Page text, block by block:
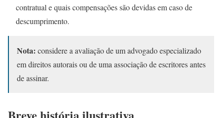
contratual e quais compensações são devidas em caso de
descumprimento.
Nota: considere a avaliação de um advogado especializado
em direitos autorais ou de uma associação de escritores antes
de assinar.